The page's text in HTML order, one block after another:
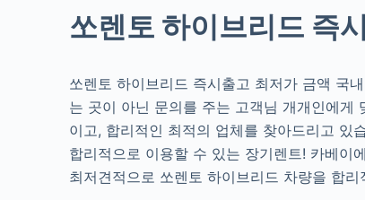
쏘렌토 하이브리드 즉
쏘렌토 하이브리드 즉시출고 최저가 금액 국
는 곳이 아닌 문의를 주는 고객님 개개인에
이고, 합리적인 최적의 업체를 찾아드리고 있
합리적으로 이용할 수 있는 장기렌트! 카베이
최저견적으로 쏘렌토 하이브리드 차량을 합리